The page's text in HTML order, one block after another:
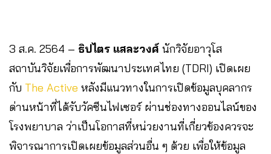
3 ส.ค. 2564 – ธิปไตร แสละวงศ์ นักวิจัยอาวุโส
สถาบันวิจัยเพื่อการพัฒนาประเทศไทย (TDRI) เปิดเผย
กับ The Active หลังมีแนวทางในการเปิดข้อมูลบุคลากร
ด่านหน้าที่ได้รับวัคซีนไฟเซอร์ ผ่านช่องทางออนไลน์ของ
โรงพยาบาล ว่าเป็นโอกาสที่หน่วยงานที่เกี่ยวข้องควรจะ
พิจารณาการเปิดเผยข้อมูลส่วนอื่น ๆ ด้วย เพื่อให้ข้อมูล